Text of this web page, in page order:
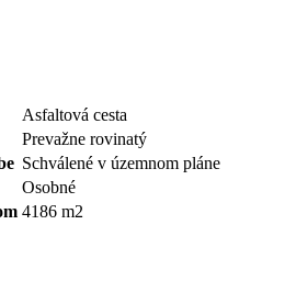
Asfaltová cesta
Prevažne rovinatý
Schválené v územnom pláne
Osobné
4186 m2